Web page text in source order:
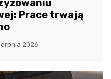
Prace trwają
2026